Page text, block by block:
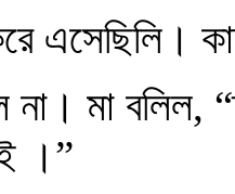
এসেছিলি।
মা বলিল,
।”